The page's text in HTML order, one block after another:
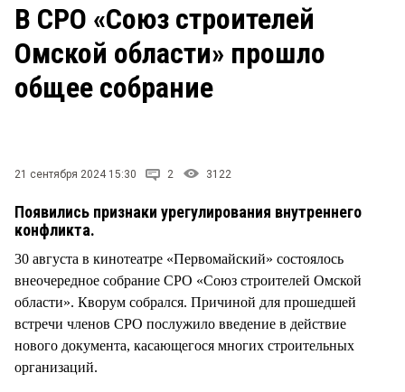
ЗАКОН Рейтинги
Блоги
В СРО «Союз строителей
Омской области» прошло
общее собрание
21 сентября 2024 15:30 2 3122
Появились признаки урегулирования внутреннего
конфликта.
30 августа в кинотеатре «Первомайский» состоялось
внеочередное собрание СРО «Союз строителей Омской
области». Кворум собрался. Причиной для прошедшей
встречи членов СРО послужило введение в действие
нового документа, касающегося многих строительных
организаций.